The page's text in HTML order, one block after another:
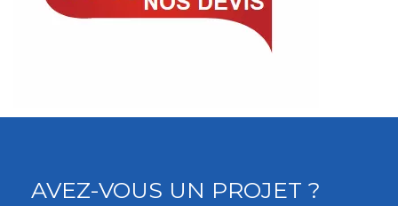
AVEZ-VOUS UN PROJET ?